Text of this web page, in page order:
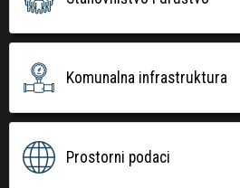
Komunalna infrastruktura
Prostorni podaci